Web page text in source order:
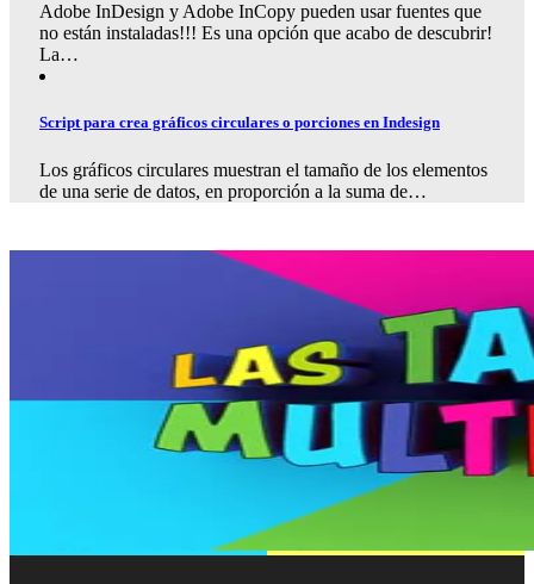
Adobe InDesign y Adobe InCopy pueden usar fuentes que
no están instaladas!!! Es una opción que acabo de descubrir!
La…
Script para crea gráficos circulares o porciones en Indesign
Los gráficos circulares muestran el tamaño de los elementos
de una serie de datos, en proporción a la suma de…